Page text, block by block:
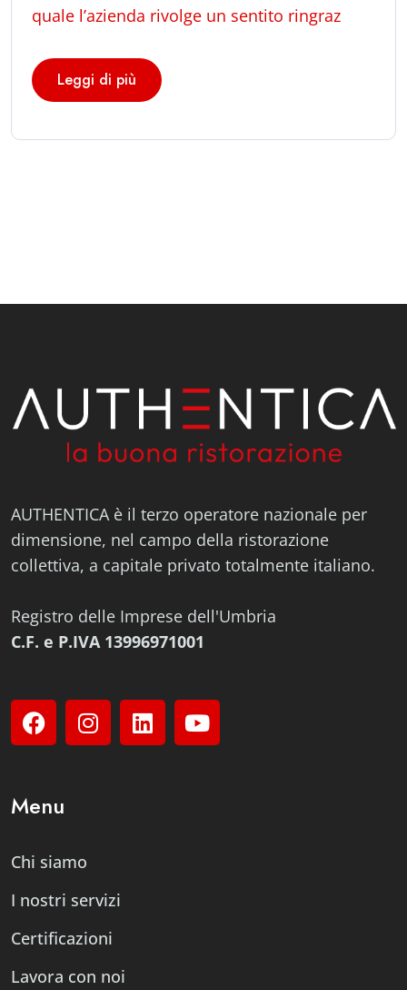
quale l’azienda rivolge un sentito ringraz
Leggi di più
AUTHENTICA è il terzo operatore nazionale per
dimensione, nel campo della ristorazione
collettiva, a capitale privato totalmente italiano.
Registro delle Imprese dell'Umbria
C.F. e P.IVA 13996971001
Menu
Chi siamo
I nostri servizi
Certificazioni
Lavora con noi